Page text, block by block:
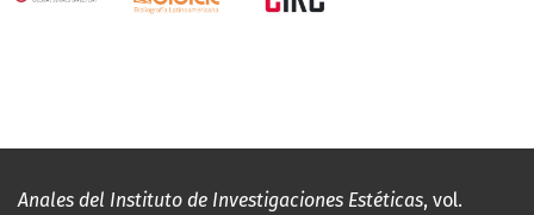
Anales del Instituto de Investigaciones Estéticas, vol.